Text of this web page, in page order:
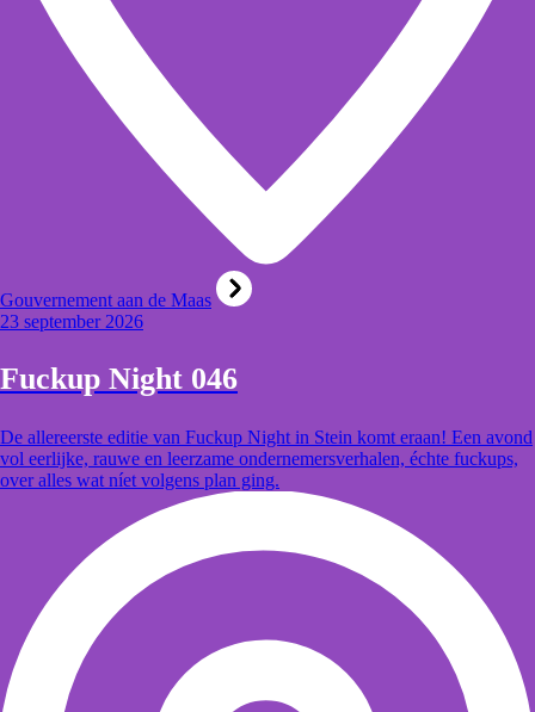
Gouvernement aan de Maas
23 september 2026
Fuckup Night 046
De allereerste editie van Fuckup Night in Stein komt eraan! Een avond
vol eerlijke, rauwe en leerzame ondernemersverhalen, échte fuckups,
over alles wat níet volgens plan ging.